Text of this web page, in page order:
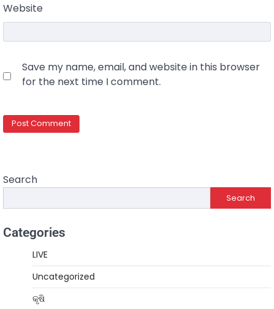
Website
Save my name, email, and website in this browser
for the next time I comment.
Search
Search
Categories
LIVE
Uncategorized
କୃଷି